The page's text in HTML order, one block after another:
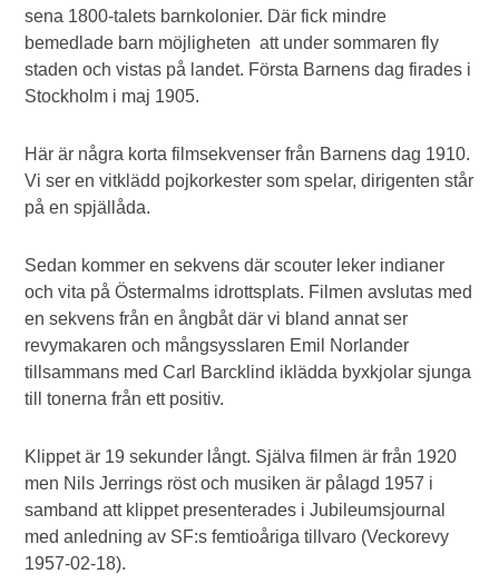
sena 1800-talets barnkolonier. Där fick mindre
bemedlade barn möjligheten att under sommaren fly
staden och vistas på landet. Första Barnens dag firades i
Stockholm i maj 1905.
Här är några korta filmsekvenser från Barnens dag 1910.
Vi ser en vitklädd pojkorkester som spelar, dirigenten står
på en spjällåda.
Sedan kommer en sekvens där scouter leker indianer
och vita på Östermalms idrottsplats. Filmen avslutas med
en sekvens från en ångbåt där vi bland annat ser
revymakaren och mångsysslaren Emil Norlander
tillsammans med Carl Barcklind iklädda byxkjolar sjunga
till tonerna från ett positiv.
Klippet är 19 sekunder långt. Själva filmen är från 1920
men Nils Jerrings röst och musiken är pålagd 1957 i
samband att klippet presenterades i Jubileumsjournal
med anledning av SF:s femtioåriga tillvaro (Veckorevy
1957-02-18).